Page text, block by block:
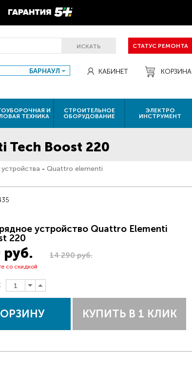
ИСКАТЬ СТАТУС РЕМОНТА
БАРНАУЛ КАБИНЕТ КОРЗИНА
И
ТЕХНИКА
СТРОИТЕЛЬНОЕ
ОБОРУДОВАНИЕ
ЭЛЕКТРО
ИНСТРУМЕНТ
Tech Boost 220
- Quattro elementi
устройство Quattro Elementi
220
руб. 14 290 руб.
со скидкой
КУПИТЬ В 1 КЛИК